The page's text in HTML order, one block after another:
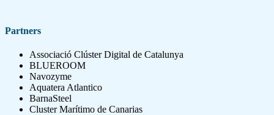
Partners
Associació Clúster Digital de Catalunya
BLUEROOM
Navozyme
Aquatera Atlantico
BarnaSteel
Cluster Marítimo de Canarias